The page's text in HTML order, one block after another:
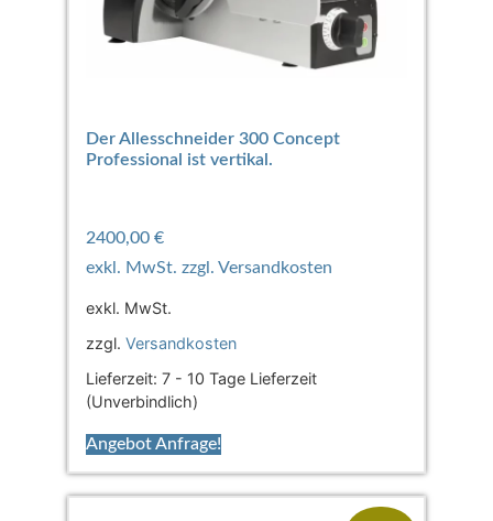
Der Allesschneider 300 Concept
Professional ist vertikal.
2400,00 €
exkl. MwSt.
zzgl. Versandkosten
Lieferzeit: 7 - 10 Tage Lieferzeit
(Unverbindlich)
Angebot Anfrage!